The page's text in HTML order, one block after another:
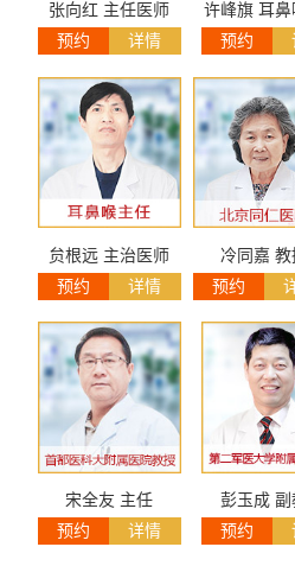
张向红 主任医师
预约
详情
许峰旗 耳
预约
贠根远 主治医师
预约
详情
冷同嘉 教
预约
宋全友 主任
预约
详情
彭玉成 副
预约